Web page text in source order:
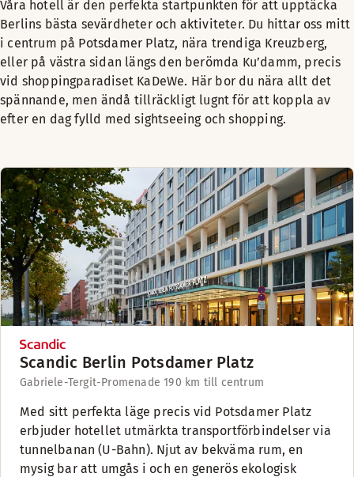
Våra hotell är den perfekta startpunkten för att upptäcka
Berlins bästa sevärdheter och aktiviteter. Du hittar oss mitt
i centrum på Potsdamer Platz, nära trendiga Kreuzberg,
eller på västra sidan längs den berömda Ku’damm, precis
vid shoppingparadiset KaDeWe. Här bor du nära allt det
spännande, men ändå tillräckligt lugnt för att koppla av
efter en dag fylld med sightseeing och shopping.
Scandic Berlin Potsdamer Platz
Gabriele-Tergit-Promenade 190 km till centrum
Med sitt perfekta läge precis vid Potsdamer Platz
erbjuder hotellet utmärkta transportförbindelser via
tunnelbanan (U-Bahn). Njut av bekväma rum, en
mysig bar att umgås i och en generös ekologisk